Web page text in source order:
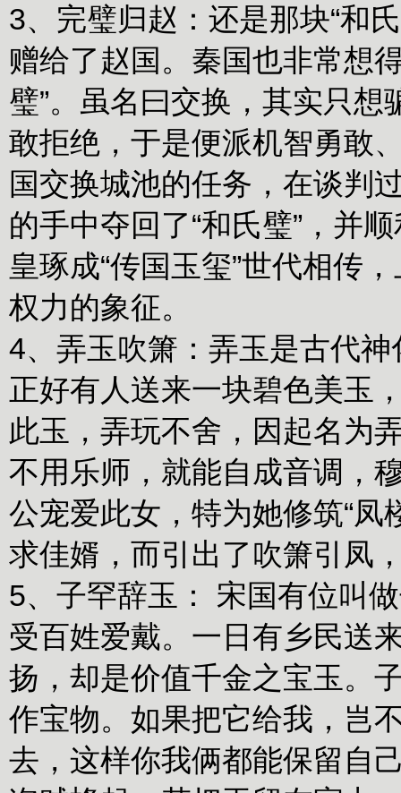
3、完璧归赵： 还是那块“和
赠给了赵国。秦国也非常想
璧”。虽名曰交换，其实只
敢拒绝，于是便派机智勇敢
国交换城池的任务，在谈判
的手中夺回了“和氏璧”，并
皇琢成“传国玉玺”世代相传
权力的象征。
4、弄玉吹箫： 弄玉是古代
正好有人送来一块碧色美玉
此玉，弄玩不舍，因起名为
不用乐师，就能自成音调，
公宠爱此女，特为她修筑“凤
求佳婿，而引出了吹箫引凤
5、子罕辞玉：
宋国有位叫
受百姓爱戴。一日有乡民送
扬，却是价值千金之宝玉。
作宝物。如果把它给我，岂
去，这样你我俩都能保留自